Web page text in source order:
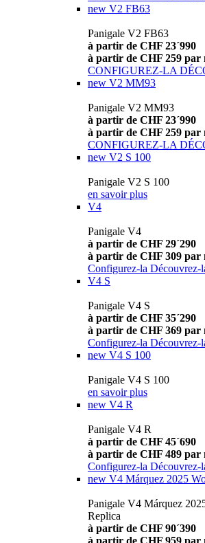
new V2 FB63
Panigale V2 FB63
à partir de CHF 23´990
à partir de CHF 259 par
CONFIGUREZ-LA
new V2 MM93
Panigale V2 MM93
à partir de CHF 23´990
à partir de CHF 259 par
CONFIGUREZ-LA
new V2 S 100
Panigale V2 S 100
en savoir plus
V4
Panigale V4
à partir de CHF 29´290
à partir de CHF 309 par
Configurez-la Découvrez-
V4 S
Panigale V4 S
à partir de CHF 35´290
à partir de CHF 369 par
Configurez-la Découvrez-
new V4 S 100
Panigale V4 S 100
en savoir plus
new V4 R
Panigale V4 R
à partir de CHF 45´690
à partir de CHF 489 par
Configurez-la Découvrez-
new V4 Márquez 2025
Panigale V4 Márquez
Replica
à partir de CHF 90´390
à partir de CHF 959 par